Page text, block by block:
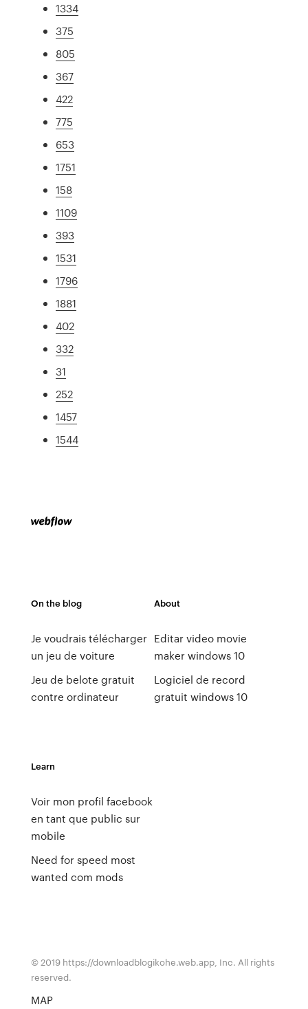
1334
375
805
367
422
775
653
1751
158
1109
393
1531
1796
1881
402
332
31
252
1457
1544
On the blog
Je voudrais télécharger
un jeu de voiture
Jeu de belote gratuit
contre ordinateur
About
Editar video movie
maker windows 10
Logiciel de record
gratuit windows 10
Learn
Voir mon profil facebook
en tant que public sur
mobile
Need for speed most
wanted com mods
© 2019 https://downloadblogikohe.web.app, Inc. All rights
reserved.
MAP